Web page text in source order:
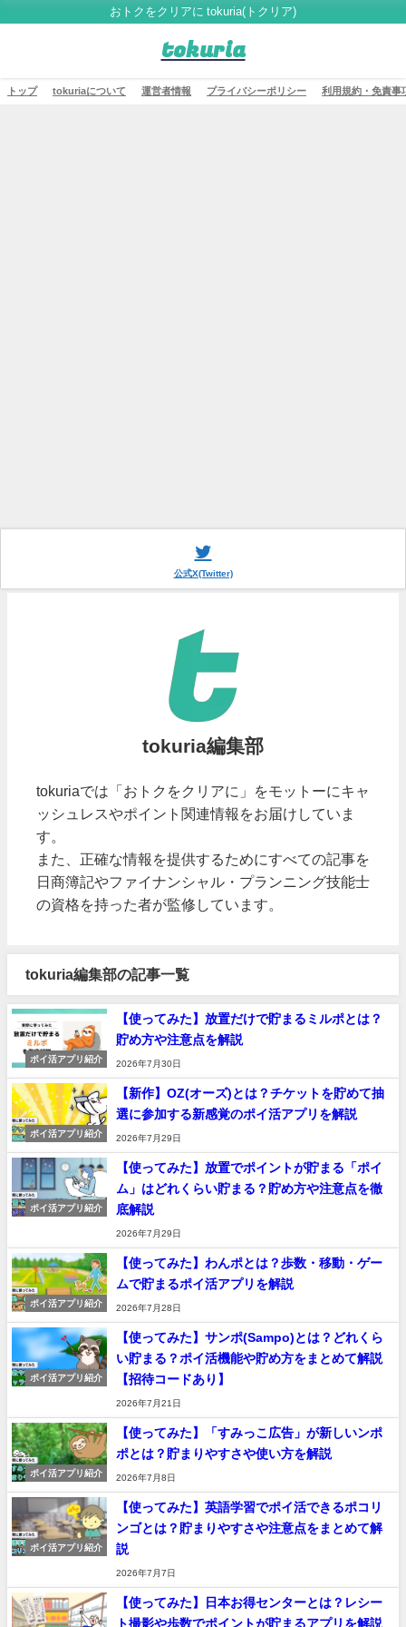
おトクをクリアに tokuria(トクリア)
tokuria
トップ tokuriaについて 運営者情報 プライバシーポリシー 利用規約・免責事
公式X(Twitter)
tokuria編集部
tokuriaでは「おトクをクリアに」をモットーにキャ
ッシュレスやポイント関連情報をお届けしていま
す。
また、正確な情報を提供するためにすべての記事を
日商簿記やファイナンシャル・プランニング技能士
の資格を持った者が監修しています。
tokuria編集部の記事一覧
ポイ活アプリ紹介
【使ってみた】放置だけで貯まるミルポとは？
貯め方や注意点を解説
2026年7月30日
ポイ活アプリ紹介
【新作】OZ(オーズ)とは？チケットを貯めて抽
選に参加する新感覚のポイ活アプリを解説
2026年7月29日
ポイ活アプリ紹介
【使ってみた】放置でポイントが貯まる「ポイ
ム」はどれくらい貯まる？貯め方や注意点を徹
底解説
2026年7月29日
ポイ活アプリ紹介
【使ってみた】わんポとは？歩数・移動・ゲー
ムで貯まるポイ活アプリを解説
2026年7月28日
ポイ活アプリ紹介
【使ってみた】サンポ(Sampo)とは？どれくら
い貯まる？ポイ活機能や貯め方をまとめて解説
【招待コードあり】
2026年7月21日
ポイ活アプリ紹介
【使ってみた】「すみっこ広告」が新しいンポ
ポとは？貯まりやすさや使い方を解説
2026年7月8日
ポイ活アプリ紹介
【使ってみた】英語学習でポイ活できるポコリ
ンゴとは？貯まりやすさや注意点をまとめて解
説
2026年7月7日
【使ってみた】日本お得センターとは？レシー
ト撮影や歩数でポイントが貯まるアプリを解説